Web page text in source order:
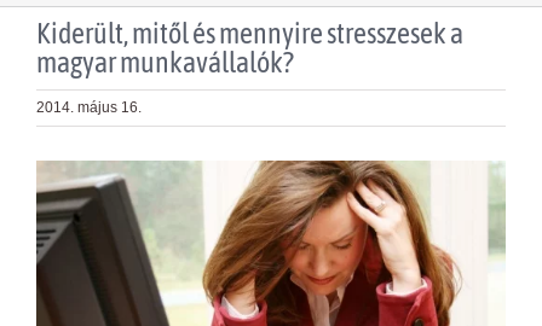
Kiderült, mitől és mennyire stresszesek a
magyar munkavállalók?
2014. május 16.
Larger
Image